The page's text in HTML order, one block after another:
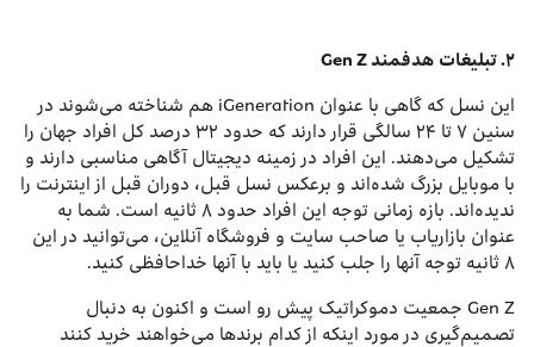
۲. تبلیغات هدفمندGen Z
این نسل که گاهی با عنوان iGeneration هم شناخته می‌شوند در
سنین ۷ تا ۲۴ سالگی قرار دارند که حدود ۳۲ درصد کل افراد جهان را
تشکیل می‌دهند. این افراد در زمینه دیجیتال آگاهی مناسبی دارند و
با موبایل بزرگ شده‌اند و برعکس نسل قبل، دوران قبل از اینترنت را
ندیده‌اند. بازه زمانی توجه این افراد حدود ۸ ثانیه است. شما به
عنوان بازاریاب یا صاحب سایت و فروشگاه آنلاین، می‌توانید در این
۸ ثانیه توجه آنها را جلب کنید یا باید با آنها خداحافظی کنید.
Gen Z جمعیت دموکراتیک پیش رو است و اکنون به دنبال
تصمیم‌گیری در مورد اینکه از کدام برندها می‌خواهند خرید کنند